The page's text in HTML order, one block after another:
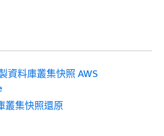
資料庫叢集快照 AWS
叢集快照還原